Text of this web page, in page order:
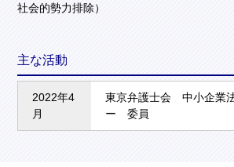
社会的勢力排除）
主な活動
2022年4
月
東京弁護士会 中小企業
ー 委員